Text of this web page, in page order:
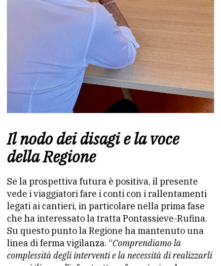
Il nodo dei disagi e la voce
della Regione
Se la prospettiva futura è positiva, il presente
vede i viaggiatori fare i conti con i rallentamenti
legati ai cantieri, in particolare nella prima fase
che ha interessato la tratta Pontassieve-Rufina.
Su questo punto la Regione ha mantenuto una
linea di ferma vigilanza. “Comprendiamo la
complessità degli interventi e la necessità di realizzarli